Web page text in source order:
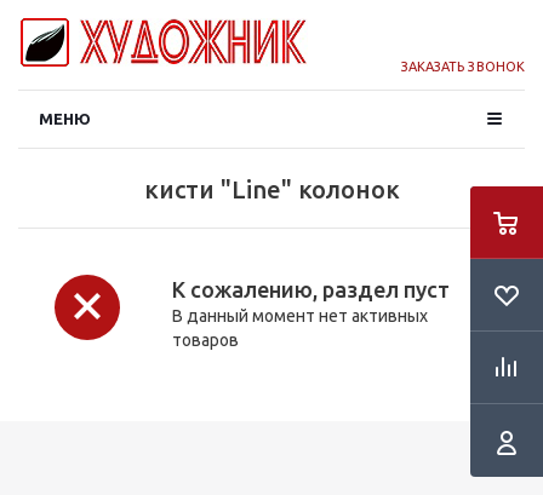
ЗАКАЗАТЬ ЗВОНОК
МЕНЮ
кисти "Line" колонок
К сожалению, раздел пуст
В данный момент нет активных
товаров